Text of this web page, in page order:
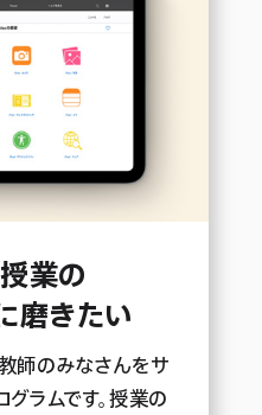
授業の
磨きたい
師のみなさんをサ
ラムです。授業の